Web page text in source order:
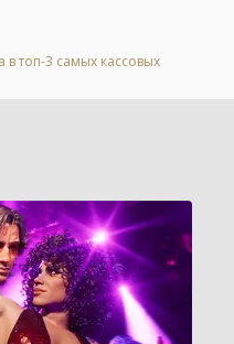
топ-3 самых кассовых